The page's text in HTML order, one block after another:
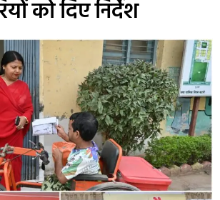
को दिए निर्देश